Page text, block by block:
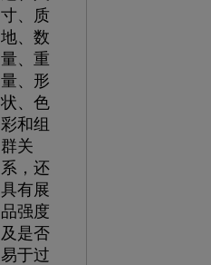
寸、质
地、数
量、重
量、形
状、色
彩和组
群关
系，还
具有展
品强度
及是否
易于过